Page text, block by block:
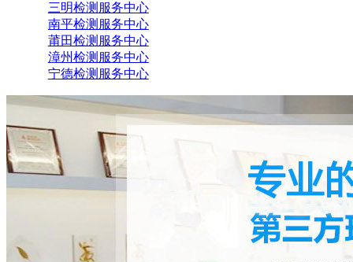
三明检测服务中心
南平检测服务中心
莆田检测服务中心
漳州检测服务中心
宁德检测服务中心